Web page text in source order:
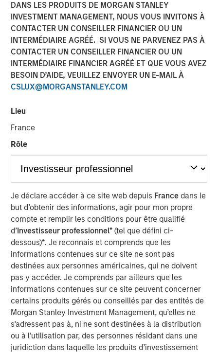
DANS LES PRODUITS DE MORGAN STANLEY
INVESTMENT MANAGEMENT, NOUS VOUS INVITONS À
CONTACTER UN CONSEILLER FINANCIER OU UN
INTERMÉDIAIRE AGRÉÉ. SI VOUS NE PARVENEZ PAS À
CONTACTER UN CONSEILLER FINANCIER OU UN
INTERMÉDIAIRE FINANCIER AGRÉÉ ET QUE VOUS AVEZ
BESOIN D’AIDE, VEUILLEZ ENVOYER UN E-MAIL À
CSLUX@MORGANSTANLEY.COM
Lieu
France
Rôle
Je déclare accéder à ce site web depuis France dans le
but d’obtenir des informations, agir pour mon propre
compte et remplir les conditions pour être qualifié
d’Investisseur professionnel*(tel que défini ci-
dessous)*. Je reconnais et comprends que les
informations contenues sur ce site ne sont pas
destinées aux personnes américaines, qui ne doivent
pas y accéder. Je comprends par ailleurs que les
informations contenues sur ce site peuvent concerner
certains produits gérés ou conseillés par des entités de
Morgan Stanley Investment Management, qu’elles ne
s'adressent pas à, ni ne sont destinées à la distribution
ou à l'utilisation par, des personnes résidant dans une
juridiction dans laquelle les produits d’investissement
products. No financial terms were disclosed.
27 NOVEMBRE 2018
BUFFALO GROVE, IL — Nov 27, 2018 — 11:48 AM EST
PPC Flexible Packaging, LLC, a leading provider of custom
flexible packaging for specialty food and healthcare
Utah–based Temkin International.
PPC, headquartered in Buffalo Grove, IL, is a leader in
cleanroom packaging for healthcare and medical
applications, “better for you” snack organic brands,
produce, pet food and bakery. The firm operates three
manufacturing facilities in Buffalo Grove, IL, Mission, KS,
and Rome, GA. Its facilities are SQF and ISO-9001
certified. Founded in 1968, PPC strives to provide the
highest quality products with best-in-class lead times
and service.
Temkin International, founded in 1980 and headquartered
in Payson, UT has provided customers with superior
packaging products by focusing on the core principles of
service, value and distinction. Temkin is a recognized
provider of rollstock, stand-up pouches and floral sleeves